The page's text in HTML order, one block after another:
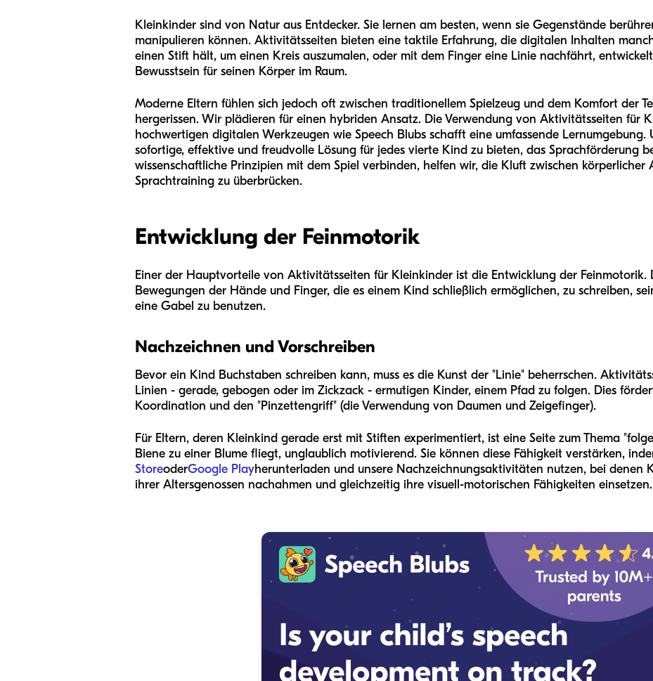
Kleinkinder sind von Natur aus Entdecker. Sie lernen am besten, wenn sie Gegenstände
manipulieren können. Aktivitätsseiten bieten eine taktile Erfahrung, die digitalen Inhalten
einen Stift hält, um einen Kreis auszumalen, oder mit dem Finger eine Linie nachfährt,
Bewusstsein für seinen Körper im Raum.
Moderne Eltern fühlen sich jedoch oft zwischen traditionellem Spielzeug und dem Komfort der
hergerissen. Wir plädieren für einen hybriden Ansatz. Die Verwendung von Aktivitätsseiten für
hochwertigen digitalen Werkzeugen wie Speech Blubs schafft eine umfassende Lernumgebung.
sofortige, effektive und freudvolle Lösung für jedes vierte Kind zu bieten, das Sprachförderung
wissenschaftliche Prinzipien mit dem Spiel verbinden, helfen wir, die Kluft zwischen
Sprachtraining zu überbrücken.
Entwicklung der Feinmotorik
Einer der Hauptvorteile von Aktivitätsseiten für Kleinkinder ist die Entwicklung der Feinmotorik.
Bewegungen der Hände und Finger, die es einem Kind schließlich ermöglichen, zu schreiben,
eine Gabel zu benutzen.
Nachzeichnen und Vorschreiben
Bevor ein Kind Buchstaben schreiben kann, muss es die Kunst der "Linie" beherrschen.
Linien - gerade, gebogen oder im Zickzack - ermutigen Kinder, einem Pfad zu folgen. Dies
Koordination und den "Pinzettengriff" (die Verwendung von Daumen und Zeigefinger).
Für Eltern, deren Kleinkind gerade erst mit Stiften experimentiert, ist eine Seite zum Thema
Biene zu einer Blume fliegt, unglaublich motivierend. Sie können diese Fähigkeit verstärken,
StoreoderGoogle Playherunterladen und unsere Nachzeichnungsaktivitäten nutzen, bei denen
ihrer Altersgenossen nachahmen und gleichzeitig ihre visuell-motorischen Fähigkeiten einsetzen.